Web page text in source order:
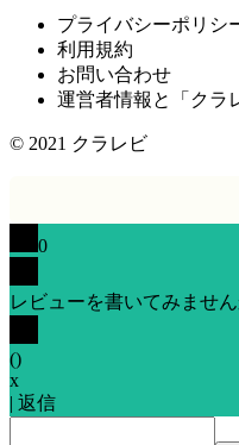
プライバシーポリシ
利用規約
お問い合わせ
運営者情報と「クラ
© 2021 クラレビ
0
レビューを書いてみませ
()
x
| 返信